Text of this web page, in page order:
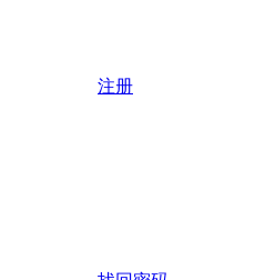
注册